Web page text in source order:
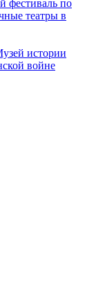
фестиваль по
театры в
истории
войне